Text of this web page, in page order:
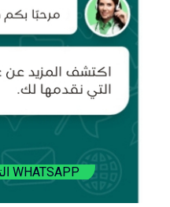
التواصل عبر WHATSAPP